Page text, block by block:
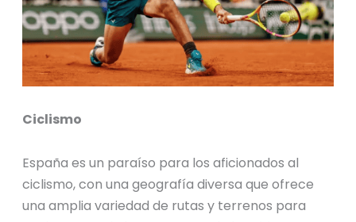
Ciclismo
España es un paraíso para los aficionados al
ciclismo, con una geografía diversa que ofrece
una amplia variedad de rutas y terrenos para